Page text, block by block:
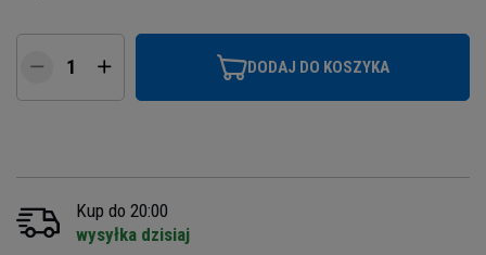
DODAJ DO KOSZYKA
Kup do 20:00
wysyłka dzisiaj